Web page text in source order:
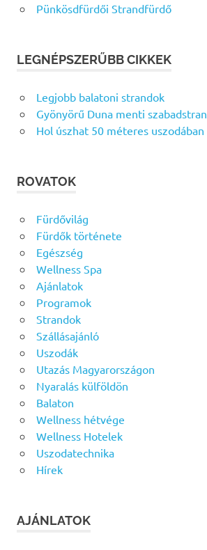
Pünkösdfürdői Strandfürdő
LEGNÉPSZERŰBB CIKKEK
Legjobb balatoni strandok
Gyönyörű Duna menti
Hol úszhat 50 méteres uszodában
ROVATOK
Fürdővilág
Fürdők története
Egészség
Wellness Spa
Ajánlatok
Programok
Strandok
Szállásajánló
Uszodák
Utazás Magyarországon
Nyaralás külföldön
Balaton
Wellness hétvége
Wellness Hotelek
Uszodatechnika
Hírek
AJÁNLATOK